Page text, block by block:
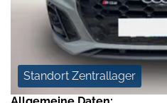
Standort Zentrallager